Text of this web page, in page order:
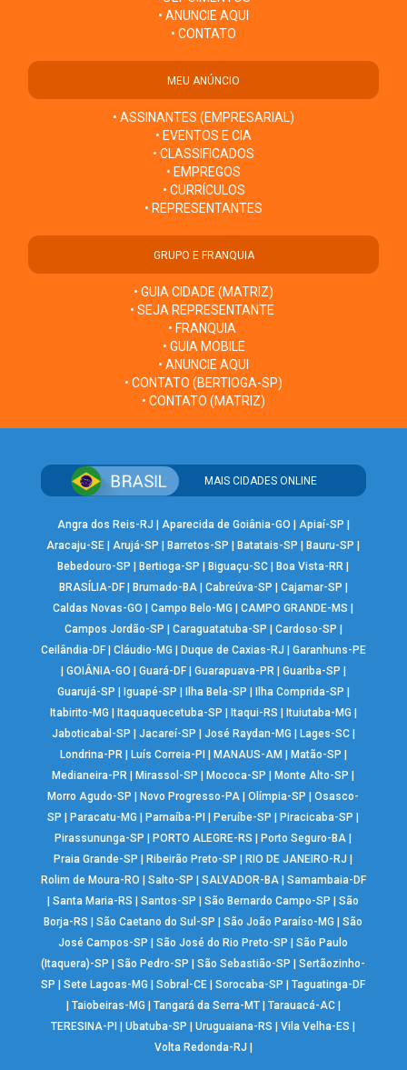
• ANUNCIE AQUI
• CONTATO
MEU ANÚNCIO
• ASSINANTES (EMPRESARIAL)
• EVENTOS E CIA
• CLASSIFICADOS
• EMPREGOS
• CURRÍCULOS
• REPRESENTANTES
GRUPO E FRANQUIA
• GUIA CIDADE (MATRIZ)
• SEJA REPRESENTANTE
• FRANQUIA
• GUIA MOBILE
• ANUNCIE AQUI
• CONTATO (BERTIOGA-SP)
• CONTATO (MATRIZ)
MAIS CIDADES ONLINE
Angra dos Reis-RJ | Aparecida de Goiânia-GO | Apiaí-SP |
Aracaju-SE | Arujá-SP |Barretos-SP |Batatais-SP |Bauru-SP |
Bebedouro-SP |Bertioga-SP |Biguaçu-SC |Boa Vista-RR |
BRASÍLIA-DF| Brumado-BA| Cabreúva-SP | Cajamar-SP |
Caldas Novas-GO |Campo Belo-MG |CAMPO GRANDE-MS |
Campos Jordão-SP | Caraguatatuba-SP | Cardoso-SP |
Ceilândia-DF| Cláudio-MG | Duque de Caxias-RJ | Garanhuns-PE
| GOIÂNIA-GO | Guará-DF| Guarapuava-PR | Guariba-SP |
Guarujá-SP | Iguapé-SP | Ilha Bela-SP | Ilha Comprida-SP |
Itabirito-MG | Itaquaquecetuba-SP | Itaqui-RS | Ituiutaba-MG |
Jaboticabal-SP | Jacareí-SP | José Raydan-MG | Lages-SC|
Londrina-PR | Luís Correia-PI | MANAUS-AM | Matão-SP |
Medianeira-PR |Mirassol-SP |Mococa-SP |Monte Alto-SP |
Morro Agudo-SP |Novo Progresso-PA |Olímpia-SP |Osasco-
SP |Paracatu-MG |Parnaíba-PI |Peruíbe-SP |Piracicaba-SP |
Pirassununga-SP |PORTO ALEGRE-RS |Porto Seguro-BA |
Praia Grande-SP |Ribeirão Preto-SP |RIO DE JANEIRO-RJ |
Rolim de Moura-RO | Salto-SP | SALVADOR-BA| Samambaia-DF
|Santa Maria-RS |Santos-SP |São Bernardo Campo-SP |São
Borja-RS |São Caetano do Sul-SP |São João Paraíso-MG |São
José Campos-SP |São José do Rio Preto-SP |São Paulo
(Itaquera)-SP |São Pedro-SP |São Sebastião-SP |Sertãozinho-
SP |Sete Lagoas-MG |Sobral-CE |Sorocaba-SP |Taguatinga-DF
| Taiobeiras-MG | Tangará da Serra-MT| Tarauacá-AC|
TERESINA-PI |Ubatuba-SP |Uruguaiana-RS |Vila Velha-ES |
Volta Redonda-RJ |